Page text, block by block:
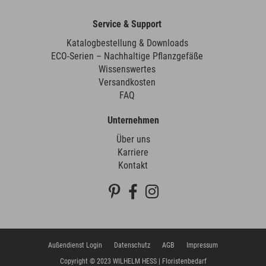
Service & Support
Katalogbestellung & Downloads
ECO-Serien – Nachhaltige Pflanzgefäße
Wissenswertes
Versandkosten
FAQ
Unternehmen
Über uns
Karriere
Kontakt
Außendienst Login Datenschutz AGB
Impressum
Copyright © 2023 WILHELM HESS | Floristenbedarf